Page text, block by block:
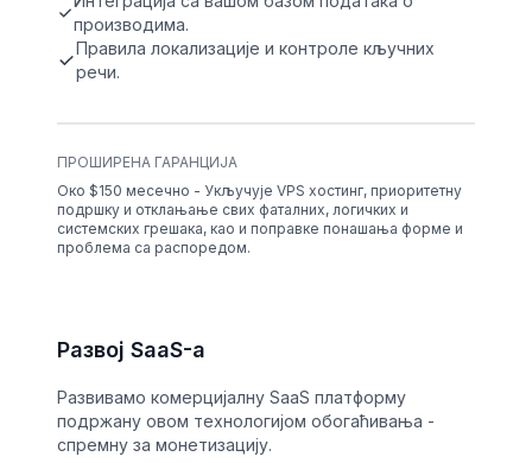
производима.
Правила локализације и контроле кључних
речи.
ПРОШИРЕНА ГАРАНЦИЈА
Око $150 месечно - Укључује VPS хостинг, приоритетну
подршку и отклањање свих фаталних, логичких и
системских грешака, као и поправке понашања форме и
проблема са распоредом.
Развој SaaS-а
Развивамо комерцијалну SaaS платформу
подржану овом технологијом обогаћивања -
спремну за монетизацију.